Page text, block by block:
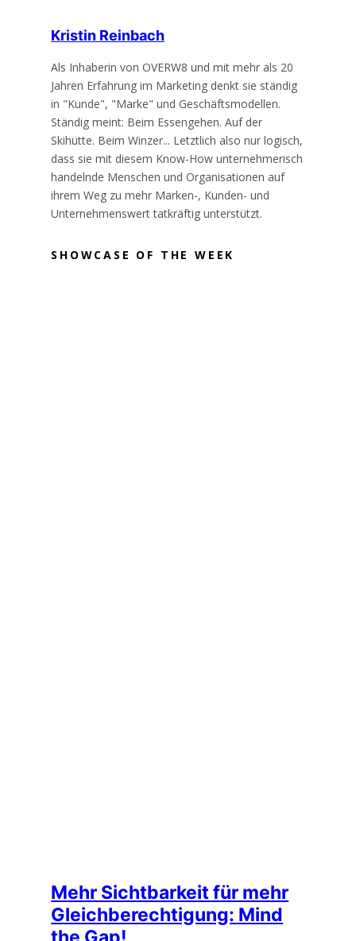
Kristin Reinbach
Als Inhaberin von OVERW8 und mit mehr als 20
Jahren Erfahrung im Marketing denkt sie ständig
in "Kunde", "Marke" und Geschäftsmodellen.
Ständig meint: Beim Essengehen. Auf der
Skihütte. Beim Winzer... Letztlich also nur logisch,
dass sie mit diesem Know-How unternehmerisch
handelnde Menschen und Organisationen auf
ihrem Weg zu mehr Marken-, Kunden- und
Unternehmenswert tatkräftig unterstützt.
SHOWCASE OF THE WEEK
Mehr Sichtbarkeit für mehr
Gleichberechtigung: Mind